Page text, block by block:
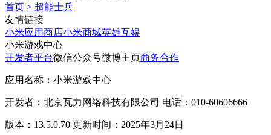
首页 > 超能士兵
友情链接
小米应用商店小米商城英雄互娱
小米游戏中心
开发者平台微信公众号微博主页商务合作
应用名称：小米游戏中心
开发者：北京瓦力网络科技有限公司 电话：010-60606666
版本：13.5.0.70 更新时间：2025年3月24日